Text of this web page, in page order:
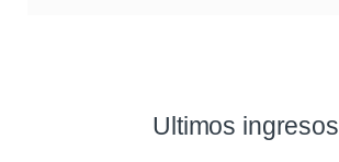
Ultimos ingresos